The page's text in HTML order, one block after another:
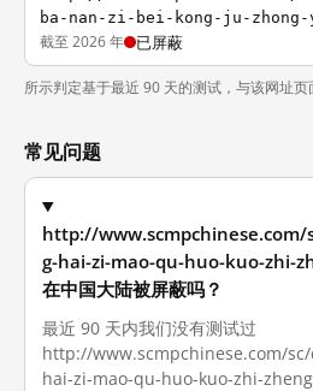
ba-nan-zi-bei-kong-ju-
截至 2026 年 已屏蔽
所示判定基于最近 90 天的测试，与该网址页
常见问题
http://
g-hai-zi-mao-qu-huo-kuo-zhi-
在中国大陆被屏蔽吗？
最近 90 天内我们没有测试过
http://www.scmpchinese.com/
hai-zi-mao-qu-huo-kuo-zhi-